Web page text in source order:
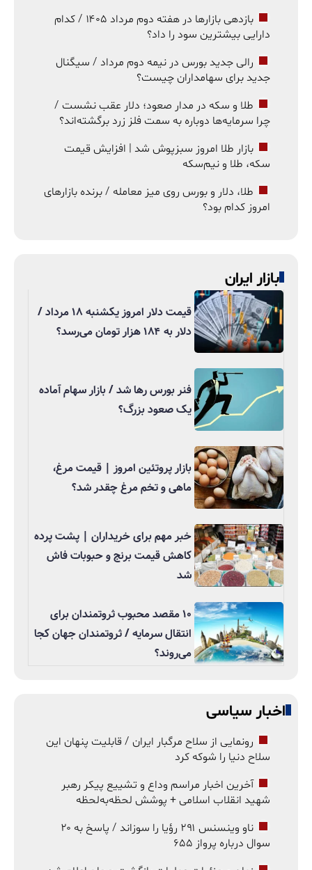
بازدهی بازارها در هفته دوم مرداد ۱۴۰۵ / کدام
دارایی بیشترین سود را داد؟
رالی جدید بورس در نیمه دوم مرداد / سیگنال
جدید برای سهامداران چیست؟
طلا و سکه در مدار صعود؛ دلار عقب نشست /
چرا سرمایه‌ها دوباره به سمت فلز زرد برگشته‌اند؟
بازار طلا امروز سبزپوش شد | افزایش قیمت
سکه، طلا و نیم‌سکه
طلا، دلار و بورس روی میز معامله / برنده بازارهای
امروز کدام بود؟
بازار ایران
قیمت دلار امروز یکشنبه ۱۸ مرداد /
دلار به ۱۸۴ هزار تومان می‌رسد؟
فنر بورس رها شد / بازار سهام آماده
یک صعود بزرگ؟
بازار پروتئین امروز | قیمت مرغ،
ماهی و تخم مرغ چقدر شد؟
خبر مهم برای خریداران | پشت پرده
کاهش قیمت برنج و حبوبات فاش
شد
۱۰ مقصد محبوب ثروتمندان برای
انتقال سرمایه / ثروتمندان جهان کجا
می‌روند؟
اخبار سیاسی
رونمایی از سلاح مرگبار ایران / قابلیت پنهان این
سلاح دنیا را شوکه کرد
آخرین اخبار مراسم وداع و تشییع پیکر رهبر
شهید انقلاب اسلامی + پوشش لحظه‌به‌لحظه
ناو وینسنس ۲۹۱ رؤیا را سوزاند / پاسخ به ۲۰
سوال درباره پرواز ۶۵۵